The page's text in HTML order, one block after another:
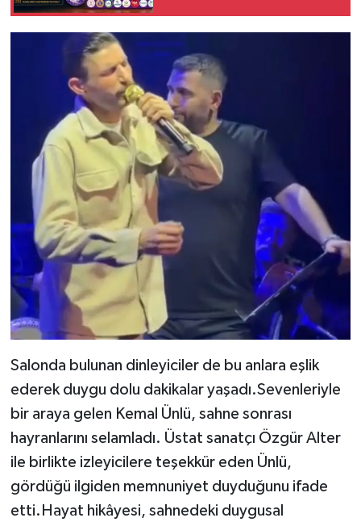
Salonda bulunan dinleyiciler de bu anlara eşlik
ederek duygu dolu dakikalar yaşadı.Sevenleriyle
bir araya gelen Kemal Ünlü, sahne sonrası
hayranlarını selamladı. Üstat sanatçı Özgür Alter
ile birlikte izleyicilere teşekkür eden Ünlü,
gördüğü ilgiden memnuniyet duyduğunu ifade
etti.Hayat hikâyesi, sahnedeki duygusal